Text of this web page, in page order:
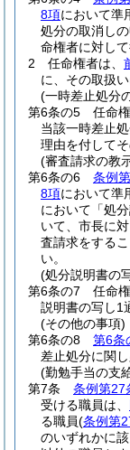
8項において準
処分の取消し
命権者に対し
2
任命権者は、
に、その取扱
(一時差止処分
第6条の5
任命
当該一時差止
理由を付して
(審査請求の教
第6条の6
条例
8項において準
において「処
いて、市長に
査請求をする
い。
(処分説明書の
第6条の7
任命
説明書の写し1
(その他の事項)
第6条の8
第6条
差止処分に関
(勤勉手当の支
第7条
条例第27
受ける職員は、
る職員(条例第
のいずれかに